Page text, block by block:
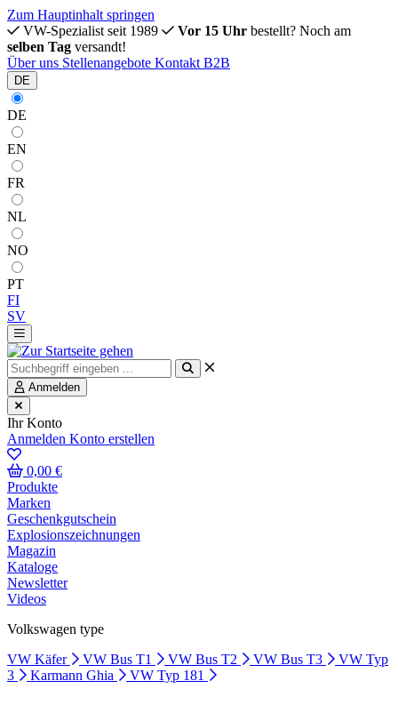
Zum Hauptinhalt springen
VW-Spezialist seit 1989
Vor 15 Uhr bestellt? Noch am
selben Tag versandt!
Über uns Stellenangebote Kontakt B2B
DE
DE
EN
FR
NL
NO
PT
FI
SV
Anmelden
Ihr Konto
Anmelden Konto erstellen
0,00 €
Produkte
Marken
Geschenkgutschein
Explosionszeichnungen
Magazin
Kataloge
Newsletter
Videos
Volkswagen type
VW Käfer
VW Bus T1 VW Bus T2 VW Bus T3
VW Typ
3
Karmann Ghia VW Typ 181